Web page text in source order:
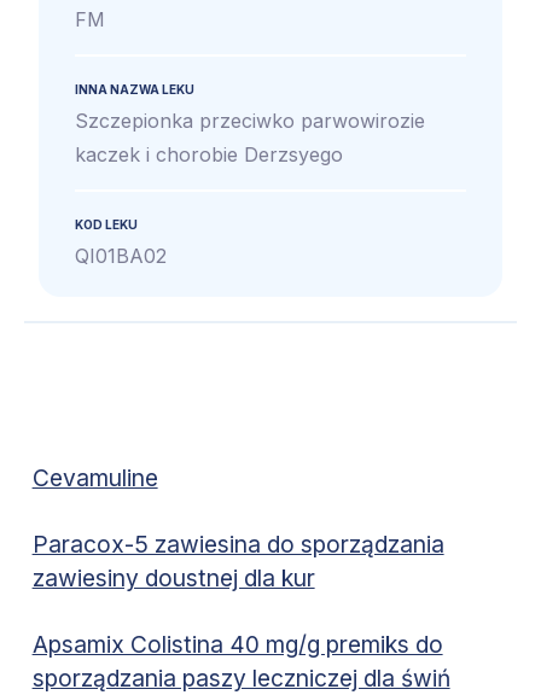
FM
INNA NAZWA LEKU
Szczepionka przeciwko parwowirozie
kaczek i chorobie Derzsyego
KOD LEKU
QI01BA02
Cevamuline
Paracox-5 zawiesina do sporządzania
zawiesiny doustnej dla kur
Apsamix Colistina 40 mg/g premiks do
sporządzania paszy leczniczej dla świń